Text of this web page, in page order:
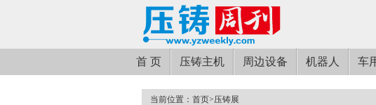
首 页 压铸主机 周边设备 机器人 车
当前位置： 首页>压铸展